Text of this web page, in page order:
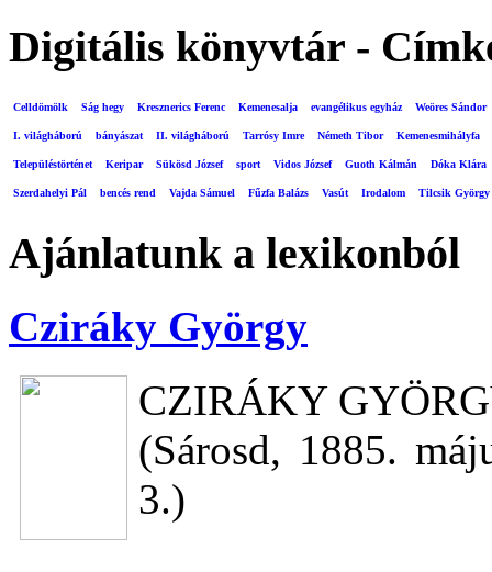
Digitális könyvtár -
Celldömölk Ság hegy Kresznerics Ferenc Kemenesalja evangélikus egyház Weöres Sándor
I. világháború bányászat II. világháború Tarrósy Imre Németh Tibor Kemenesmihályfa
Településtörténet Keripar Sükösd József sport Vidos József Guoth Kálmán Dóka Klára
Szerdahelyi Pál bencés rend Vajda Sámuel Fűzfa Balázs Vasút Irodalom Tilcsik György
Ajánlatunk a lexikonból
Cziráky György
CZIRÁKY
(Sárosd, 1885.
3.)